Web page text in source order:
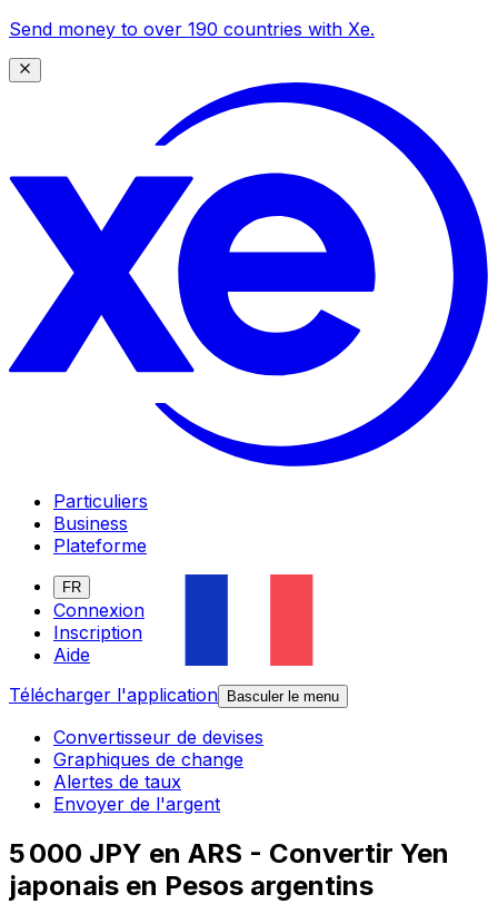
Send money to over 190 countries with Xe.
Particuliers
Business
Plateforme
FR
Connexion
Inscription
Aide
Télécharger l'application
Basculer le menu
Convertisseur de devises
Graphiques de change
Alertes de taux
Envoyer de l'argent
5 000 JPY en ARS - Convertir Yen
japonais en Pesos argentins